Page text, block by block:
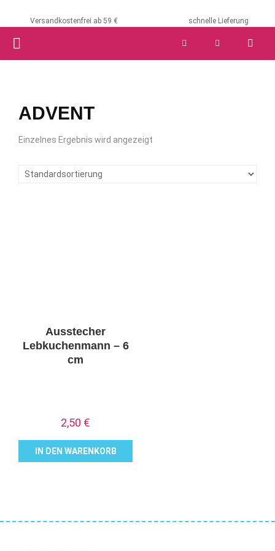
Versandkostenfrei ab 59 € schnelle Lieferung
PRIMARY
ADVENT
Einzelnes Ergebnis wird angezeigt
Ausstecher
Lebkuchenmann – 6
cm
2,50 €
IN DEN WARENKORB